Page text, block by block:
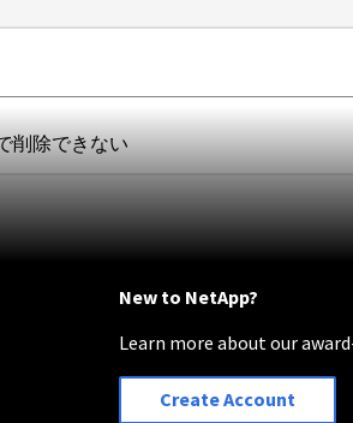
削除できない
New to NetApp?
Learn more about our
Create Account